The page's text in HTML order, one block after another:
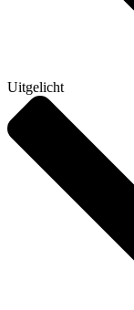
Uitgelicht